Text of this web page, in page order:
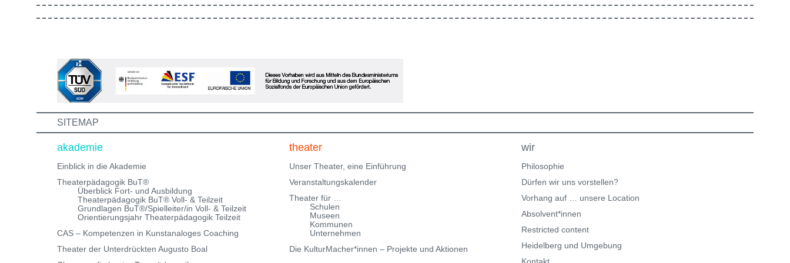
Weiterbildungen und erhalte eine Einladung zum
Informations- und Aufnahmeworkshop. Bei Fragen,
schreibe uns einfach eine Mail an:
info@theaterwerkstatt-heidelberg.de Wir freuen uns auf
Klingenteichstraße verfügen. Hinweise über
Parkmöglichkeiten findest Du hier:
SITEMAP
akademie
Einblick in die Akademie
Theaterpädagogik BuT®
Überblick Fort- und Ausbildung
Theaterpädagogik BuT® Voll- & Teilzeit
Grundlagen BuT®/Spielleiter/in Voll- & Teilzeit
Orientierungsjahr Theaterpädagogik Teilzeit
CAS – Kompetenzen in Kunstanaloges Coaching
Theater der Unterdrückten Augusto Boal
theater
Unser Theater, eine Einführung
Veranstaltungskalender
Theater für …
Schulen
Museen
Kommunen
Unternehmen
Die KulturMacher*innen – Projekte und Aktionen
wir
Philosophie
Dürfen wir uns vorstellen?
Vorhang auf … unsere Location
Absolvent*innen
Restricted content
Heidelberg und Umgebung